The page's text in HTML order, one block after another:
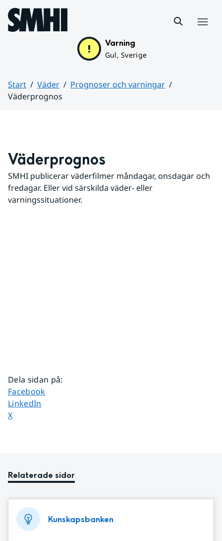
Hoppa till sidans innehåll
Varning
Gul, Sverige
Start Väder
Prognoser och varningar
Väderprognos
Väderprognos
SMHI publicerar väderfilmer måndagar, onsdagar och
fredagar. Eller vid särskilda väder- eller
varningssituationer.
Dela sidan på:
Dela sidan på
Facebook
Dela sidan på
LinkedIn
Dela sidan på
X
Relaterade sidor
Kunskapsbanken